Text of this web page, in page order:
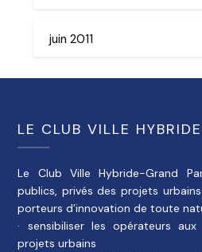
juin 2011
LE CLUB VILLE
Le Club Ville Hybride-Grand
publics, privés des projets
porteurs d’innovation de toute
· sensibiliser les opérateurs
projets urbains